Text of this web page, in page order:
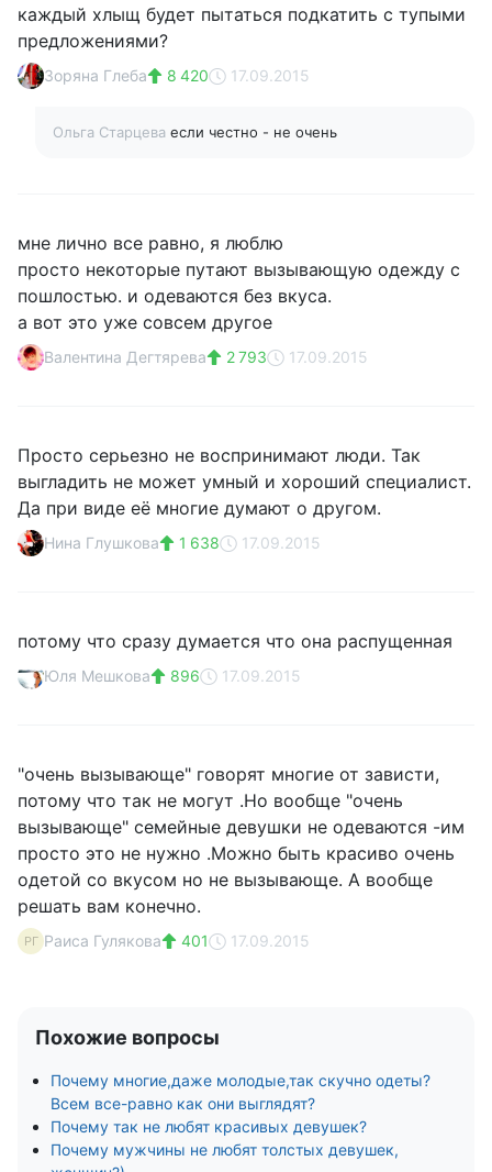
каждый хлыщ будет пытаться подкатить с тупыми
предложениями?
Зоряна Глеба 8 420 17.09.2015
Ольга Старцева если честно - не очень
мне лично все равно, я люблю
просто некоторые путают вызывающую одежду с
пошлостью. и одеваются без вкуса.
а вот это уже совсем другое
Валентина Дегтярева 2 793 17.09.2015
Просто серьезно не воспринимают люди. Так
выгладить не может умный и хороший специалист.
Да при виде её многие думают о другом.
Нина Глушкова 1 638 17.09.2015
потому что сразу думается что она распущенная
Юля Мешкова 896 17.09.2015
"очень вызывающе" говорят многие от зависти,
потому что так не могут .Но вообще "очень
вызывающе" семейные девушки не одеваются -им
просто это не нужно .Можно быть красиво очень
одетой со вкусом но не вызывающе. А вообще
решать вам конечно.
РГ Раиса Гулякова 401 17.09.2015
Похожие вопросы
Почему многие,даже молодые,так скучно одеты?
Всем все-равно как они выглядят?
Почему так не любят красивых девушек?
Почему мужчины не любят толстых девушек,